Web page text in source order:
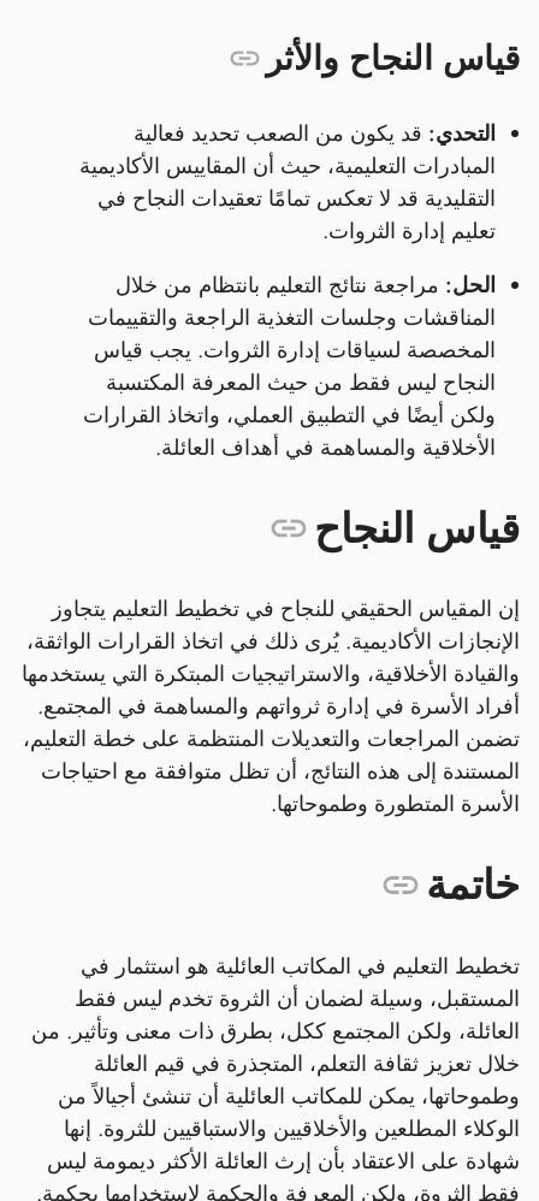
قياس النجاح والأثر
التحدي: قد يكون من الصعب تحديد فعالية
المبادرات التعليمية، حيث أن المقاييس الأكاديمية
التقليدية قد لا تعكس تمامًا تعقيدات النجاح في
تعليم إدارة الثروات.
الحل: مراجعة نتائج التعليم بانتظام من خلال
المناقشات وجلسات التغذية الراجعة والتقييمات
المخصصة لسياقات إدارة الثروات. يجب قياس
النجاح ليس فقط من حيث المعرفة المكتسبة
ولكن أيضًا في التطبيق العملي، واتخاذ القرارات
الأخلاقية والمساهمة في أهداف العائلة.
قياس النجاح
إن المقياس الحقيقي للنجاح في تخطيط التعليم يتجاوز
الإنجازات الأكاديمية. يُرى ذلك في اتخاذ القرارات الواثقة،
والقيادة الأخلاقية، والاستراتيجيات المبتكرة التي يستخدمها
أفراد الأسرة في إدارة ثرواتهم والمساهمة في المجتمع.
تضمن المراجعات والتعديلات المنتظمة على خطة التعليم،
المستندة إلى هذه النتائج، أن تظل متوافقة مع احتياجات
الأسرة المتطورة وطموحاتها.
خاتمة
تخطيط التعليم في المكاتب العائلية هو استثمار في
المستقبل، وسيلة لضمان أن الثروة تخدم ليس فقط
العائلة، ولكن المجتمع ككل، بطرق ذات معنى وتأثير. من
خلال تعزيز ثقافة التعلم، المتجذرة في قيم العائلة
وطموحاتها، يمكن للمكاتب العائلية أن تنشئ أجيالاً من
الوكلاء المطلعين والأخلاقيين والاستباقيين للثروة. إنها
شهادة على الاعتقاد بأن إرث العائلة الأكثر ديمومة ليس
فقط الثروة، ولكن المعرفة والحكمة لاستخدامها بحكمة.